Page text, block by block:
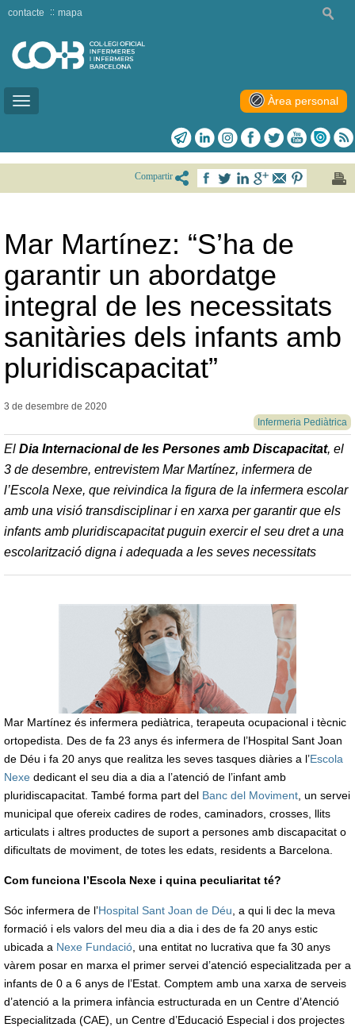
Toggle
contacte mapa
Àrea personal
Compartir
Mar Martínez: “S’ha de
garantir un abordatge
integral de les necessitats
sanitàries dels infants amb
pluridiscapacitat”
3 de desembre de 2020
Infermeria Pediàtrica
El Dia Internacional de les Persones amb Discapacitat, el
3 de desembre, entrevistem Mar Martínez, infermera de
l’Escola Nexe, que reivindica la figura de la infermera escolar
amb una visió transdisciplinar i en xarxa per garantir que els
infants amb pluridiscapacitat puguin exercir el seu dret a una
escolarització digna i adequada a les seves necessitats
Mar Martínez és infermera pediàtrica, terapeuta ocupacional i tècnic
ortopedista. Des de fa 23 anys és infermera de l’Hospital Sant Joan
de Déu i fa 20 anys que realitza les seves tasques diàries a l’Escola
Nexe dedicant el seu dia a dia a l’atenció de l’infant amb
pluridiscapacitat. També forma part del Banc del Moviment, un servei
municipal que ofereix cadires de rodes, caminadors, crosses, llits
articulats i altres productes de suport a persones amb discapacitat o
dificultats de moviment, de totes les edats, residents a Barcelona.
Com funciona l’Escola Nexe i quina peculiaritat té?
Sóc infermera de l’Hospital Sant Joan de Déu, a qui li dec la meva
formació i els valors del meu dia a dia i des de fa 20 anys estic
ubicada a Nexe Fundació, una entitat no lucrativa que fa 30 anys
vàrem posar en marxa el primer servei d’atenció especialitzada per a
infants de 0 a 6 anys de l’Estat. Comptem amb una xarxa de serveis
d’atenció a la primera infància estructurada en un Centre d’Atenció
Especialitzada (CAE), un Centre d’Educació Especial i dos projectes